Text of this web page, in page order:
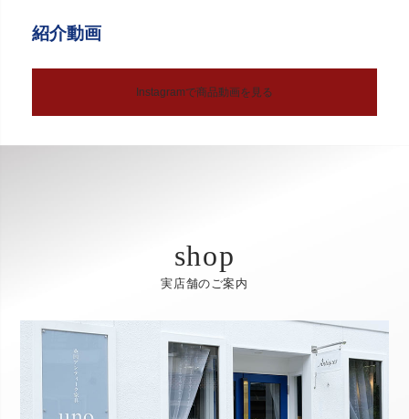
紹介動画
Instagramで商品動画を見る
実店舗のご案内